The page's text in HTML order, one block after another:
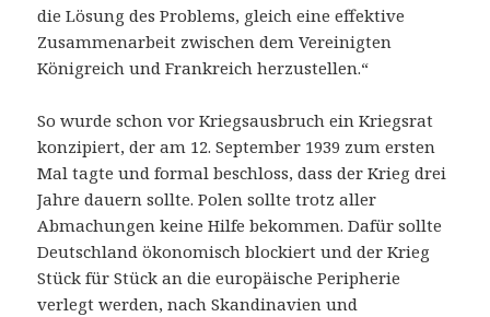
die Lösung des Problems, gleich eine effektive
Zusammenarbeit zwischen dem Vereinigten
Königreich und Frankreich herzustellen.“
So wurde schon vor Kriegsausbruch ein Kriegsrat
konzipiert, der am 12. September 1939 zum ersten
Mal tagte und formal beschloss, dass der Krieg drei
Jahre dauern sollte. Polen sollte trotz aller
Abmachungen keine Hilfe bekommen. Dafür sollte
Deutschland ökonomisch blockiert und der Krieg
Stück für Stück an die europäische Peripherie
verlegt werden, nach Skandinavien und